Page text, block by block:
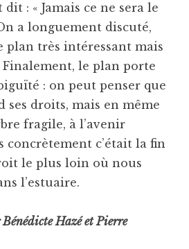
dit : « Jamais ce ne sera le
a longuement discuté,
plan très intéressant mais
le plan porte
: on peut penser que
ses droits, mais en même
fragile, à l’avenir
concrètement c’était la fin
le plus loin où nous
l’estuaire.
Hazé et Pierre